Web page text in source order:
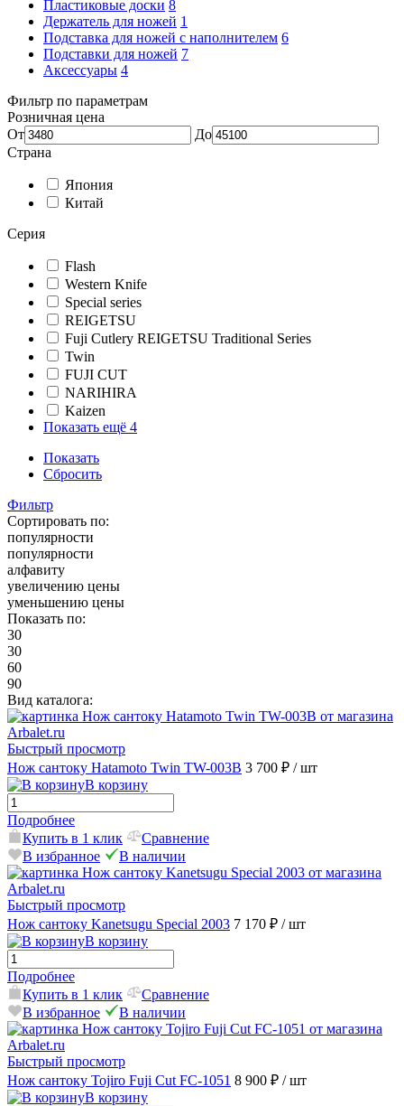
Пластиковые доски 8
Держатель для ножей 1
Подставка для ножей с наполнителем 6
Подставки для ножей 7
Аксессуары 4
Фильтр по параметрам
Розничная цена
От
До
Страна
Япония
Китай
Серия
Flash
Western Knife
Special series
REIGETSU
Fuji Cutlery REIGETSU Traditional Series
Twin
FUJI CUT
NARIHIRA
Kaizen
Показать ещё 4
Показать
Сбросить
Фильтр
Сортировать по:
популярности
популярности
алфавиту
увеличению цены
уменьшению цены
Показать по:
30
30
60
90
Вид каталога:
Быстрый просмотр
Нож сантоку Hatamoto Twin TW-003B 3 700 ₽ / шт
В корзину
Подробнее
Купить в 1 клик
Сравнение
В избранное
В наличии
Быстрый просмотр
Нож сантоку Kanetsugu Special 2003 7 170 ₽ / шт
В корзину
Подробнее
Купить в 1 клик
Сравнение
В избранное
В наличии
Быстрый просмотр
Нож сантоку Tojiro Fuji Cut FC-1051 8 900 ₽ / шт
В корзину